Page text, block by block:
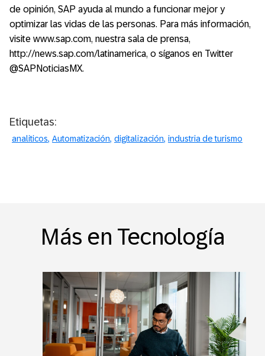
de opinión, SAP ayuda al mundo a funcionar mejor y
optimizar las vidas de las personas. Para más información,
visite www.sap.com, nuestra sala de prensa,
http://news.sap.com/latinamerica, o síganos en Twitter
@SAPNoticiasMX.
Etiquetas:
analiticos Automatización digitalización industria de turismo
Más en Tecnología